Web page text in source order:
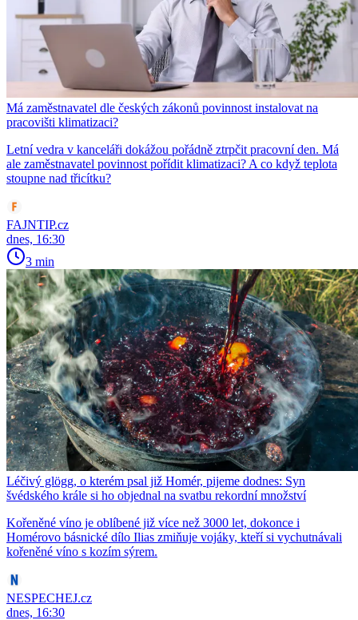
Má zaměstnavatel dle českých zákonů povinnost instalovat na
pracovišti klimatizaci?
Letní vedra v kanceláři dokážou pořádně ztrpčit pracovní den. Má
ale zaměstnavatel povinnost pořídit klimatizaci? A co když teplota
stoupne nad třicítku?
FAJNTIP.cz
dnes, 16:30
3 min
Léčivý glögg, o kterém psal již Homér, pijeme dodnes: Syn
švédského krále si ho objednal na svatbu rekordní množství
Kořeněné víno je oblíbené již více než 3000 let, dokonce i
Homérovo básnické dílo Ilias zmiňuje vojáky, kteří si vychutnávali
kořeněné víno s kozím sýrem.
NESPECHEJ.cz
dnes, 16:30